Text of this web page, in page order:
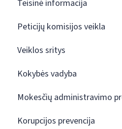
Teisinė informacija
Peticijų komisijos veikla
Veiklos sritys
Kokybės vadyba
Mokesčių administravimo
Korupcijos prevencija